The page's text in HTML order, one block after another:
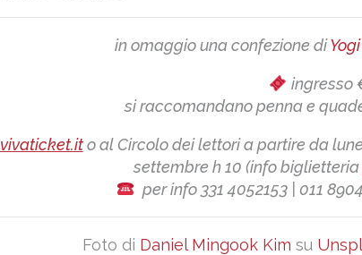
in omaggio una confezione di
ingresso
si raccomandano penna e
vivaticket.ito al Circolo dei lettori a partire da
settembre h 10 (info biglietteria
per info 331 4052153 | 011
Foto di Daniel Mingook Kim su